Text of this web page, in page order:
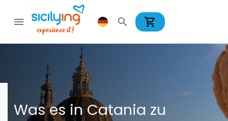
menu search shopping_cart
Was es in Catania zu